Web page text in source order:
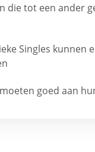
die tot een ander
Singles kunnen
goed aan